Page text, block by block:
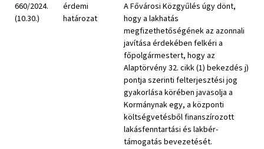
660/2024.
(10.30.)
érdemi
határozat
A Fővárosi Közgyűlés úgy dönt,
hogy a lakhatás
megfizethetőségének az azonnali
javítása érdekében felkéri a
főpolgármestert, hogy az
Alaptörvény 32. cikk (1) bekezdés j)
pontja szerinti felterjesztési jog
gyakorlása körében javasolja a
Kormánynak egy, a központi
költségvetésből finanszírozott
lakásfenntartási és lakbér-
támogatás bevezetését.